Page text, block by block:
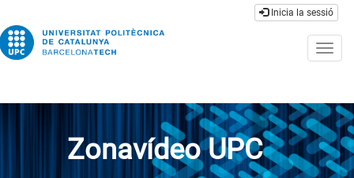
Inicia la sessió
Zonavídeo UPC